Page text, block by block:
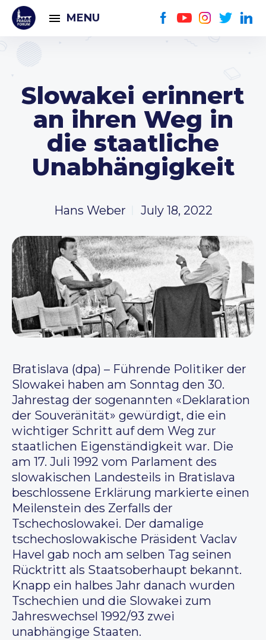
MENU
Slowakei erinnert
an ihren Weg in
die staatliche
Unabhängigkeit
Hans Weber July 18, 2022
Bratislava (dpa) – Führende Politiker der
Slowakei haben am Sonntag den 30.
Jahrestag der sogenannten «Deklaration
der Souveränität» gewürdigt, die ein
wichtiger Schritt auf dem Weg zur
staatlichen Eigenständigkeit war. Die
am 17. Juli 1992 vom Parlament des
slowakischen Landesteils in Bratislava
beschlossene Erklärung markierte einen
Meilenstein des Zerfalls der
Tschechoslowakei. Der damalige
tschechoslowakische Präsident Vaclav
Havel gab noch am selben Tag seinen
Rücktritt als Staatsoberhaupt bekannt.
Knapp ein halbes Jahr danach wurden
Tschechien und die Slowakei zum
Jahreswechsel 1992/93 zwei
unabhängige Staaten.